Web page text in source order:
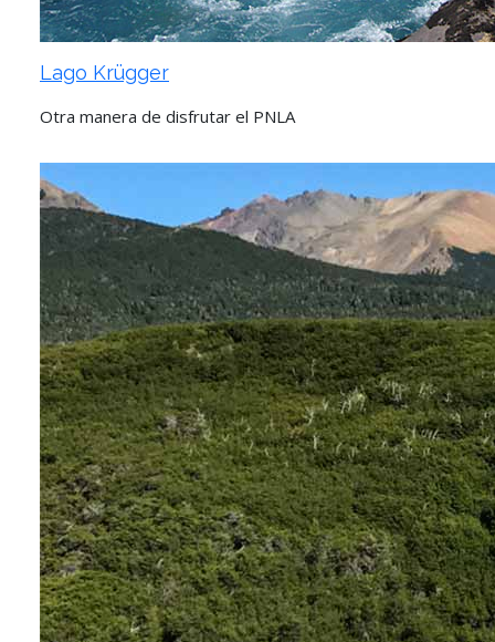
Lago Krügger
Otra manera de disfrutar el PNLA